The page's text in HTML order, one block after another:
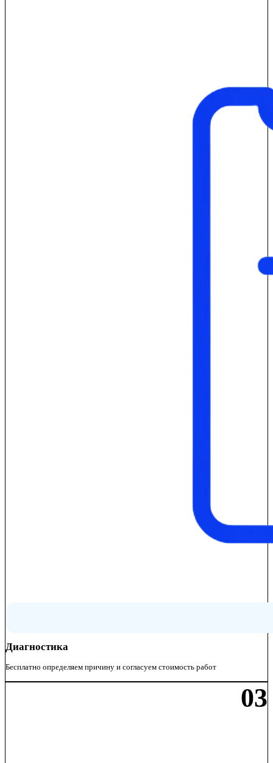
Диагностика
Бесплатно определяем причину и согласуем стоимость работ
03